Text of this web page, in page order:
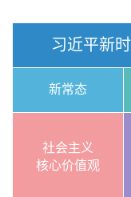
习近平新
新常态
社会主义
核心价值观